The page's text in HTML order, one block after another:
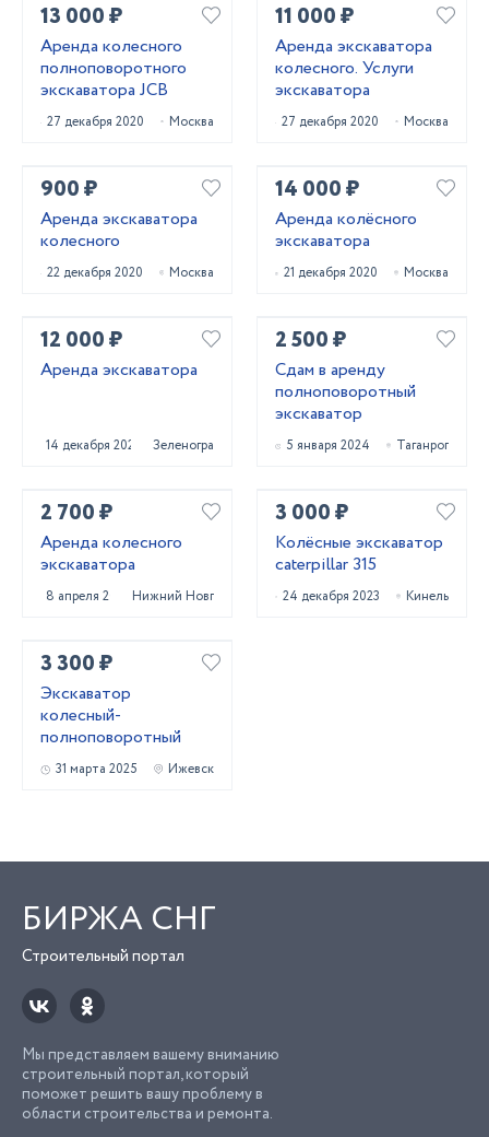
13 000 ₽
Аренда колесного
полноповоротного
экскаватора JCB
27 декабря 2020 Москва
11 000 ₽
Аренда экскаватора
колесного. Услуги
экскаватора
27 декабря 2020 Москва
900 ₽
Аренда экскаватора
колесного
22 декабря 2020 Москва
14 000 ₽
Аренда колёсного
экскаватора
21 декабря 2020 Москва
12 000 ₽
Аренда экскаватора
14 декабря 2020 Зеленоград
2 500 ₽
Сдам в аренду
полноповоротный
экскаватор
5 января 2024 Таганрог
2 700 ₽
Аренда колесного
экскаватора
8 апреля 2025 Нижний Новгород
3 000 ₽
Колёсные экскаватор
caterpillar 315
24 декабря 2023 Кинель
3 300 ₽
Экскаватор
колесный-
полноповоротный
31 марта 2025 Ижевск
БИРЖА СНГ
Строительный портал
Мы представляем вашему вниманию
строительный портал, который
поможет решить вашу проблему в
области строительства и ремонта.